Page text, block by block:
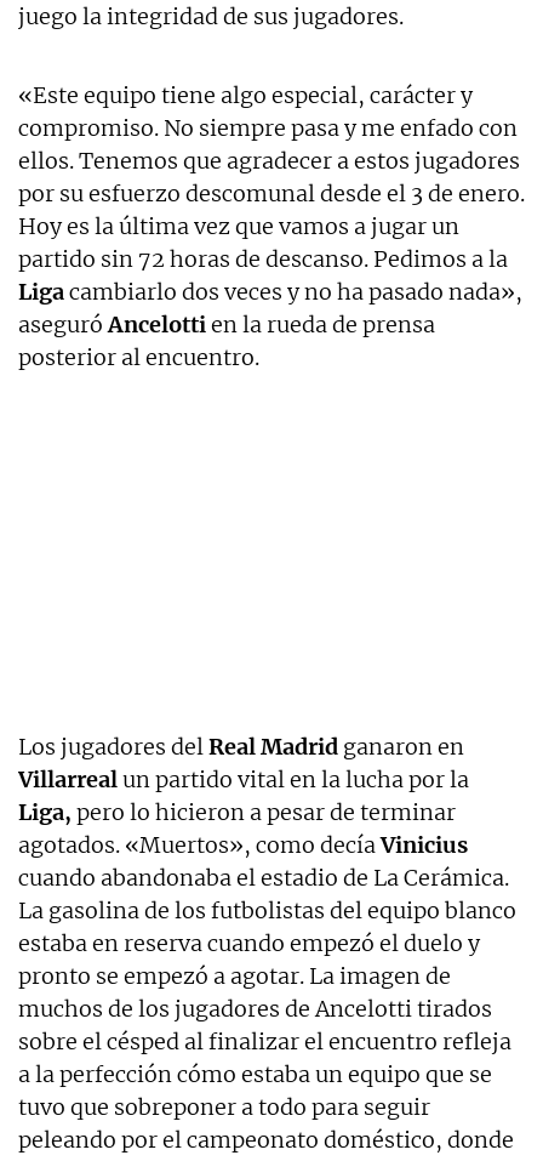
juego la integridad de sus jugadores.
«Este equipo tiene algo especial, carácter y
compromiso. No siempre pasa y me enfado con
ellos. Tenemos que agradecer a estos jugadores
por su esfuerzo descomunal desde el 3 de enero.
Hoy es la última vez que vamos a jugar un
partido sin 72 horas de descanso. Pedimos a la
Ligacambiarlo dos veces y no ha pasado nada»,
aseguróAncelottien la rueda de prensa
posterior al encuentro.
Los jugadores delReal Madrid ganaron en
Villarrealun partido vital en la lucha por la
Liga, pero lo hicieron a pesar de terminar
agotados. «Muertos», como decíaVinicius
cuando abandonaba el estadio de La Cerámica.
La gasolina de los futbolistas del equipo blanco
estaba en reserva cuando empezó el duelo y
pronto se empezó a agotar. La imagen de
muchos de los jugadores de Ancelotti tirados
sobre el césped al finalizar el encuentro refleja
a la perfección cómo estaba un equipo que se
tuvo que sobreponer a todo para seguir
peleando por el campeonato doméstico, donde